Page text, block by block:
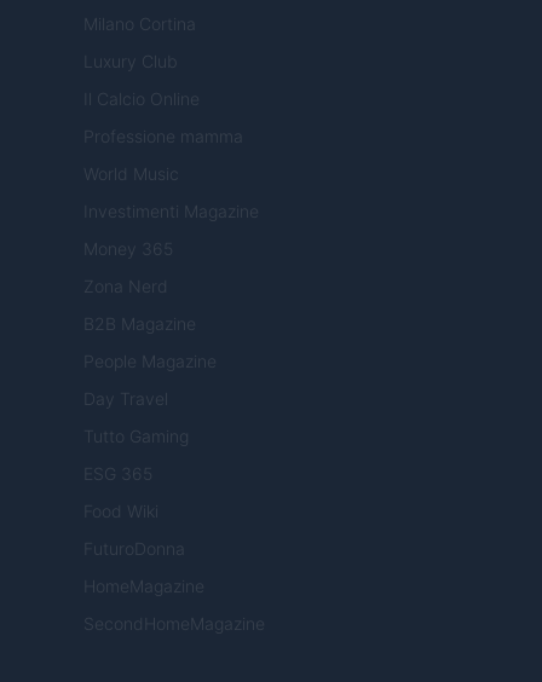
Milano Cortina
Luxury Club
Il Calcio Online
Professione mamma
World Music
Investimenti Magazine
Money 365
Zona Nerd
B2B Magazine
People Magazine
Day Travel
Tutto Gaming
ESG 365
Food Wiki
FuturoDonna
HomeMagazine
SecondHomeMagazine